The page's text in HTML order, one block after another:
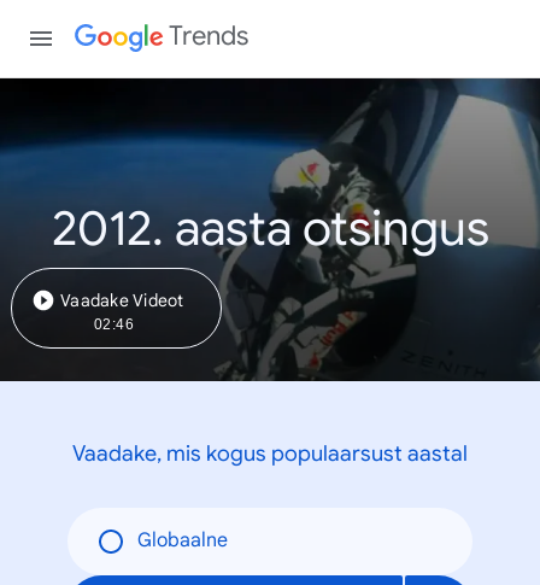
Trends
2012. aasta otsingus
Vaadake Videot
02:46
Vaadake, mis kogus populaarsust aastal
Globaalne